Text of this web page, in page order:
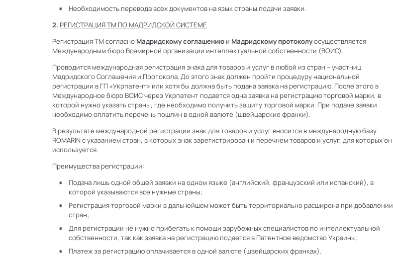
Необходимость перевода всех документов на язык страны подачи заявки.
2. РЕГИСТРАЦИЯ ТМ ПО МАДРИДСКОЙ СИСТЕМЕ
Регистрация ТМ согласно Мадридскому соглашению и Мадридскому протоколуосуществляется
Международным бюро Всемирной организации интеллектуальной собственности (ВОИС).
Проводится международная регистрация знака для товаров и услуг в любой из стран – участниц
Мадридского Соглашения и Протокола. До этого знак должен пройти процедуру национальной
регистрации в ГП «Укрпатент» или хотя бы должна быть подана заявка на регистрацию. После этого в
Международное бюро ВОИС через Укрпатент подается одна заявка на регистрацию торговой марки, в
которой нужно указать страны, где необходимо получить защиту торговой марки. При подаче заявки
необходимо оплатить перечень пошлин в одной валюте (швейцарские франки).
В результате международной регистрации знак для товаров и услуг вносится в международную базу
ROMARIN с указанием стран, в которых знак зарегистрирован и перечнем товаров и услуг, для которых он
используется.
Преимущества регистрации:
Подача лишь одной общей заявки на одном языке (английский, французский или испанский), в
которой указываются все нужные страны;
Регистрация торговой марки в дальнейшем может быть территориально расширена при добавлении
стран;
Для регистрации не нужно прибегать к помощи зарубежных специалистов по интеллектуальной
собственности, так как заявка на регистрацию подается в Патентное ведомство Украины;
Платеж за регистрацию оплачивается в одной валюте (швейцарских франках).